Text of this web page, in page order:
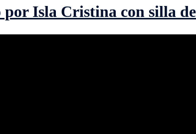
por Isla Cristina con silla